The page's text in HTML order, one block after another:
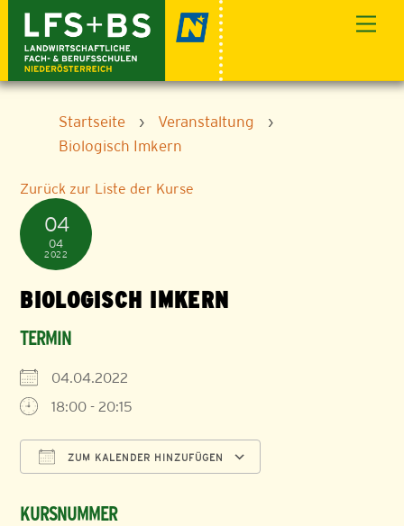
content
Startseite › Veranstaltung
›
Biologisch Imkern
Zurück zur Liste der Kurse
04
04
2022
BIOLOGISCH IMKERN
TERMIN
04.04.2022
18:00 - 20:15
ZUM KALENDER HINZUFÜGEN
KURSNUMMER